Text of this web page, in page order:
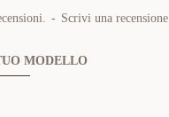
- Scrivi una recensione
MODELLO